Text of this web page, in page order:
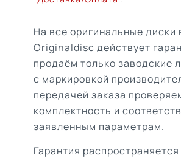
На все оригинальные диски
Originaldisc действует
продаём только заводские
с маркировкой
передачей заказа
комплектность и
заявленным параметрам.
Гарантия распространяется